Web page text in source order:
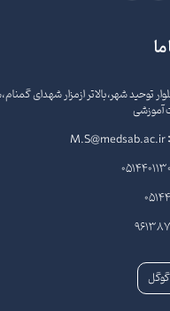
توحید شهر،بالاتر ازمزار شهدای
آموزشی
M.S@medsab.ac.ir